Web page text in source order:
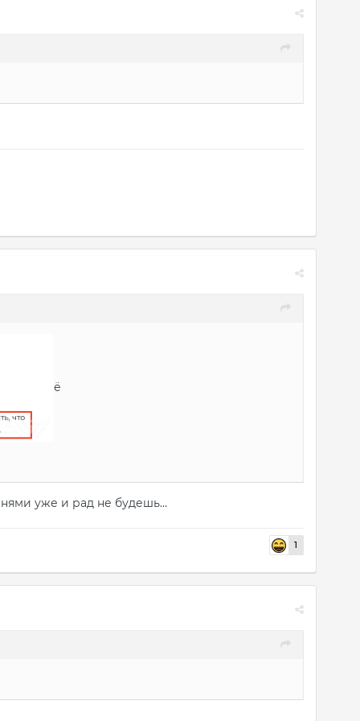
ё
уже и рад не будешь...
1